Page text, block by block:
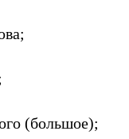
(большое);